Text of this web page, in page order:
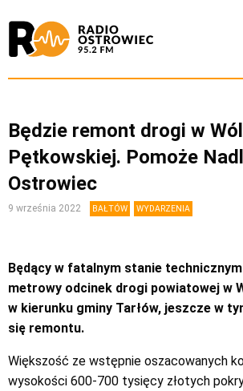
Będzie remont drogi w
Pętkowskiej. Pomoże
Ostrowiec
9 września 2022 BAŁTÓW WYDARZENIA
Będący w fatalnym stanie
metrowy odcinek drogi powiatowej w
w kierunku gminy Tarłów, jeszcze w
się remontu.
Większość ze wstępnie oszacowanych
wysokości 600-700 tysięcy złotych